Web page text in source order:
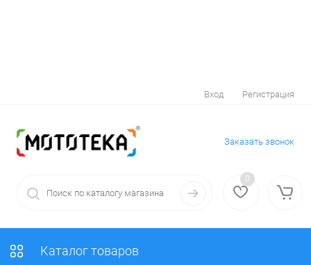
Вход Регистрация
Заказать звонок
0
Каталог товаров